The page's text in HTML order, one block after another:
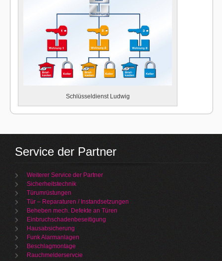
Schlüsseldienst Ludwig
Service der Partner
Weiterer Service der Partner
Sicherheitstechnik
Türumrüstungen
Tür – Reparaturen / Instandsetzungen
Beheben mech. Defekte an Türen
Einbruchschadenbeseitigung
Hausabsicherung
Funk Alarmanlagen
Beschlagmontage
Rauchmelderservcie